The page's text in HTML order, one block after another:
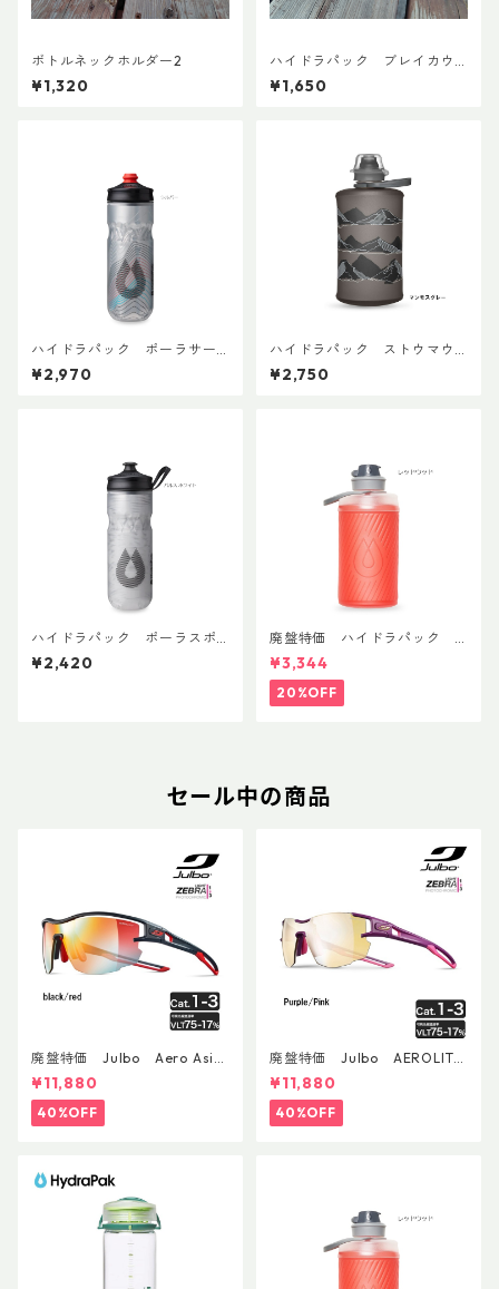
ボトルネックホルダー2
¥1,320
ハイドラパック ブレイカウ
ェイマック 440ml (1本売り)
¥1,650
ハイドラパック ポーラサー
ジ 600ml
¥2,970
ハイドラパック ストウマウ
ンテン 350ml
¥2,750
ハイドラパック ポーラスポ
ーツ 600ml
¥2,420
廃盤特価 ハイドラパック
フラックス 750ml
¥3,344
20%OFF
セール中の商品
廃盤特価 Julbo Aero Asia
nFit
¥11,880
40%OFF
廃盤特価 Julbo AEROLITE
AsianFit
¥11,880
40%OFF